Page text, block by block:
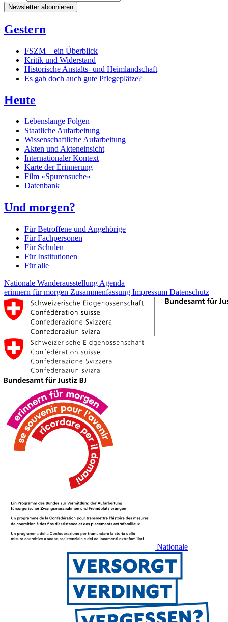
Newsletter abonnieren
Gestern
FSZM – ein Überblick
Kritik und Widerstand
Historische Anstalts- und Heimlandschaft
Es gab doch auch gute Pflegeplätze?
Heute
Lebenslange Folgen
Staatliche Aufarbeitung
Wissenschaftliche Aufarbeitung
Akten und Akteneinsicht
Internationaler Kontext
Karte der Erinnerung
Film «Spurensuche»
Datenbank
Und morgen?
Für Betroffene und Angehörige
Für Fachpersonen
Für Schulen
Für Institutionen
Für alle
Nationale Wanderausstellung Agenda
erinnern für morgen Zusammenfassung Impressum Datenschutz
Nationale